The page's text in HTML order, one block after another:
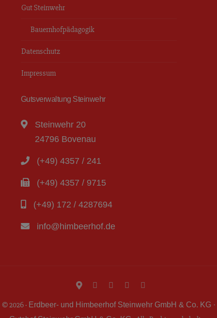
Gut Steinwehr
Bauernhofpädagogik
Datenschutz
Impressum
Gutsverwaltung Steinwehr
Steinwehr 20
24796 Bovenau
(+49) 4357 / 241
(+49) 4357 / 9715
(+49) 172 / 4287694
info@himbeerhof.de
© 2026 · Erdbeer- und Himbeerhof Steinwehr GmbH & Co. KG ·